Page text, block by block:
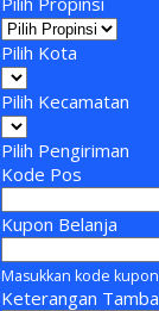
Pilih Kota
Pilih Kecamatan
Pilih Pengiriman
Kode Pos
Kupon Belanja
Masukkan kode
Keterangan